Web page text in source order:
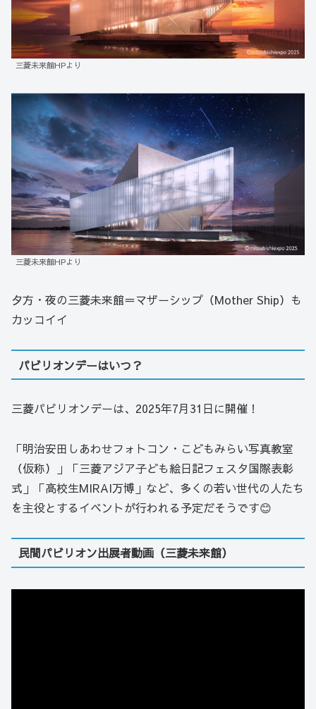
三菱未来館HPより
三菱未来館HPより
夕方・夜の三菱未来館＝マザーシップ（Mother Ship）も
カッコイイ
パビリオンデーはいつ？
三菱パビリオンデーは、2025年7月31日に開催！
「明治安田しあわせフォトコン・こどもみらい写真教室
（仮称）」「三菱アジア子ども絵日記フェスタ国際表彰
式」「高校生MIRAI万博」など、多くの若い世代の人たち
を主役とするイベントが行われる予定だそうです😊
民間パビリオン出展者動画（三菱未来館）